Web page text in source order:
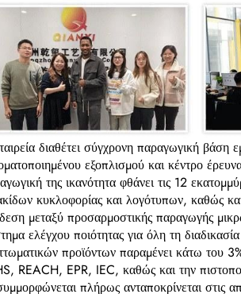
διαθέτει σύγχρονη παραγωγική
εξοπλισμού και κέντρο
της ικανότητα φθάνει τις 12
κυκλοφορίας και λογότυπων, καθώς
μεταξύ προσαρμοστικής παραγωγής
ελέγχου ποιότητας για όλη τη
προϊόντων παραμένει κάτω του
REACH, EPR, IEC, καθώς και την
πλήρως ανταποκρίνεται